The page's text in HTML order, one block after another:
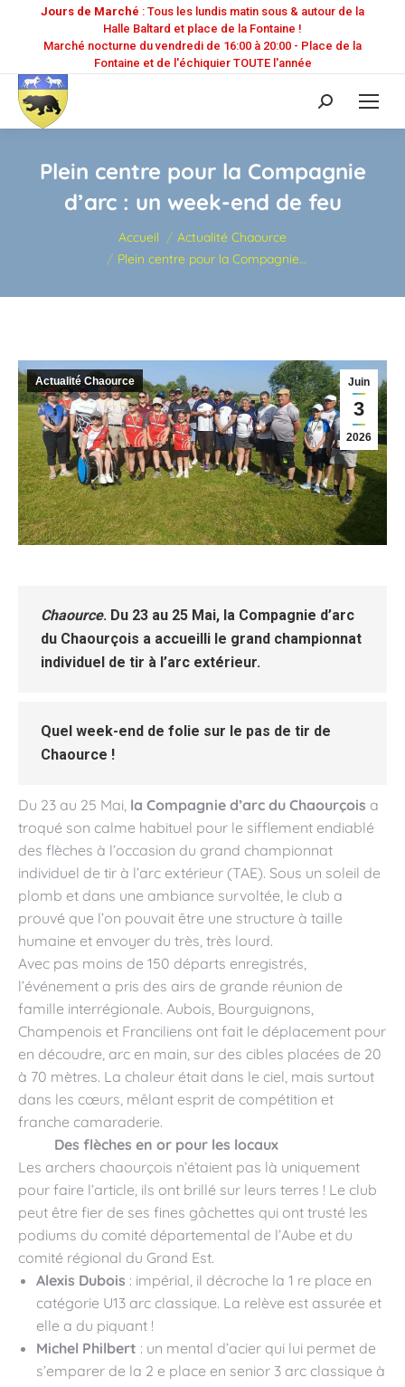
Jours de Marché : Tous les lundis matin sous & autour de la
Halle Baltard et place de la Fontaine !
Marché nocturne du vendredi de 16:00 à 20:00 - Place de la
Fontaine et de l'échiquier TOUTE l'année
Recherche
:
Plein centre pour la Compagnie
d’arc : un week-end de feu
Accueil
Actualité Chaource
Plein centre pour la Compagnie…
Juin
3
2026
Actualité Chaource
Chaource. Du 23 au 25 Mai, la Compagnie d’arc
du Chaourçois a accueilli le grand championnat
individuel de tir à l’arc extérieur.
Quel week-end de folie sur le pas de tir de
Chaource !
Du 23 au 25 Mai, la Compagnie d’arc du Chaourçois a
troqué son calme habituel pour le sifflement endiablé
des flèches à l’occasion du grand championnat
individuel de tir à l’arc extérieur (TAE). Sous un soleil de
plomb et dans une ambiance survoltée, le club a
prouvé que l’on pouvait être une structure à taille
humaine et envoyer du très, très lourd.
Avec pas moins de 150 départs enregistrés,
l’événement a pris des airs de grande réunion de
famille interrégionale. Aubois, Bourguignons,
Champenois et Franciliens ont fait le déplacement pour
en découdre, arc en main, sur des cibles placées de 20
à 70 mètres. La chaleur était dans le ciel, mais surtout
dans les cœurs, mêlant esprit de compétition et
franche camaraderie.
Des flèches en or pour les locaux
Les archers chaourçois n’étaient pas là uniquement
pour faire l’article, ils ont brillé sur leurs terres ! Le club
peut être fier de ses fines gâchettes qui ont trusté les
podiums du comité départemental de l’Aube et du
comité régional du Grand Est.
Alexis Dubois : impérial, il décroche la 1 re place en
catégorie U13 arc classique. La relève est assurée et
elle a du piquant !
Michel Philbert : un mental d’acier qui lui permet de
s’emparer de la 2 e place en senior 3 arc classique à